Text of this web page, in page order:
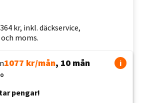
kr, inkl. däckservice,
moms.
1077 kr/mån, 10 mån i
pengar!